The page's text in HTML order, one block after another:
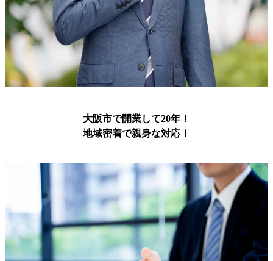
大阪市で開業して20年！
地域密着で親身な対応！